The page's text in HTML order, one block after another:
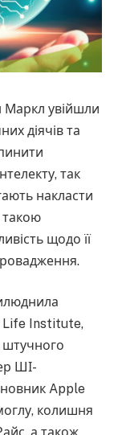
Маркл увійшли
діячів та
так
накласти
такою
щодо її
Life Institute,
штучного
ШІ-
Apple
колишня